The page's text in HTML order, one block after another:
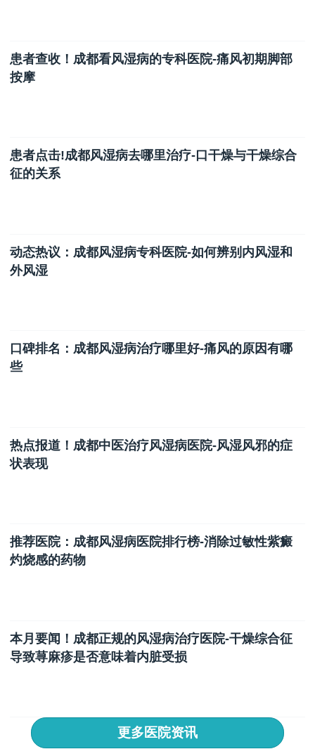
患者查收！成都看风湿病的专科医院-痛风初期脚部
按摩
患者点击!成都风湿病去哪里治疗-口干燥与干燥综合
征的关系
动态热议：成都风湿病专科医院-如何辨别内风湿和
外风湿
口碑排名：成都风湿病治疗哪里好-痛风的原因有哪
些
热点报道！成都中医治疗风湿病医院-风湿风邪的症
状表现
推荐医院：成都风湿病医院排行榜-消除过敏性紫癜
灼烧感的药物
本月要闻！成都正规的风湿病治疗医院-干燥综合征
导致荨麻疹是否意味着内脏受损
更多医院资讯